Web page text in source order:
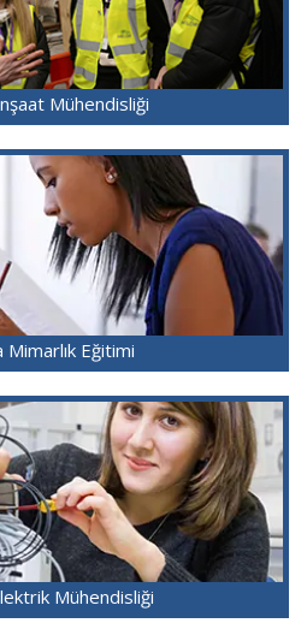
Mühendisliği
Mimarlık Eğitimi
Mühendisliği